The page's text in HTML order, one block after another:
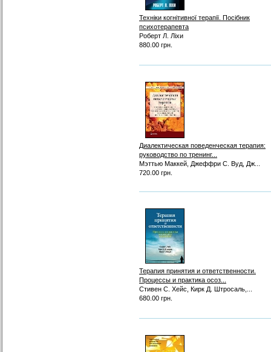
Техніки когнітивної терапії. Посібник
психотерапевта
Роберт Л. Ліхи
880.00 грн.
Диалектическая поведенческая терапия:
руководство по тренинг...
Мэттью Маккей, Джеффри С. Вуд, Дж...
720.00 грн.
Терапия принятия и ответственности.
Процессы и практика осоз...
Стивен С. Хейс, Кирк Д. Штросаль,...
680.00 грн.